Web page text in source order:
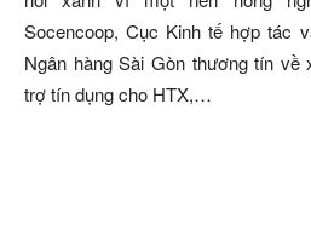
Socencoop, Cục Kinh tế hợp tác
Ngân hàng Sài Gòn thương tín
trợ tín dụng cho HTX,…